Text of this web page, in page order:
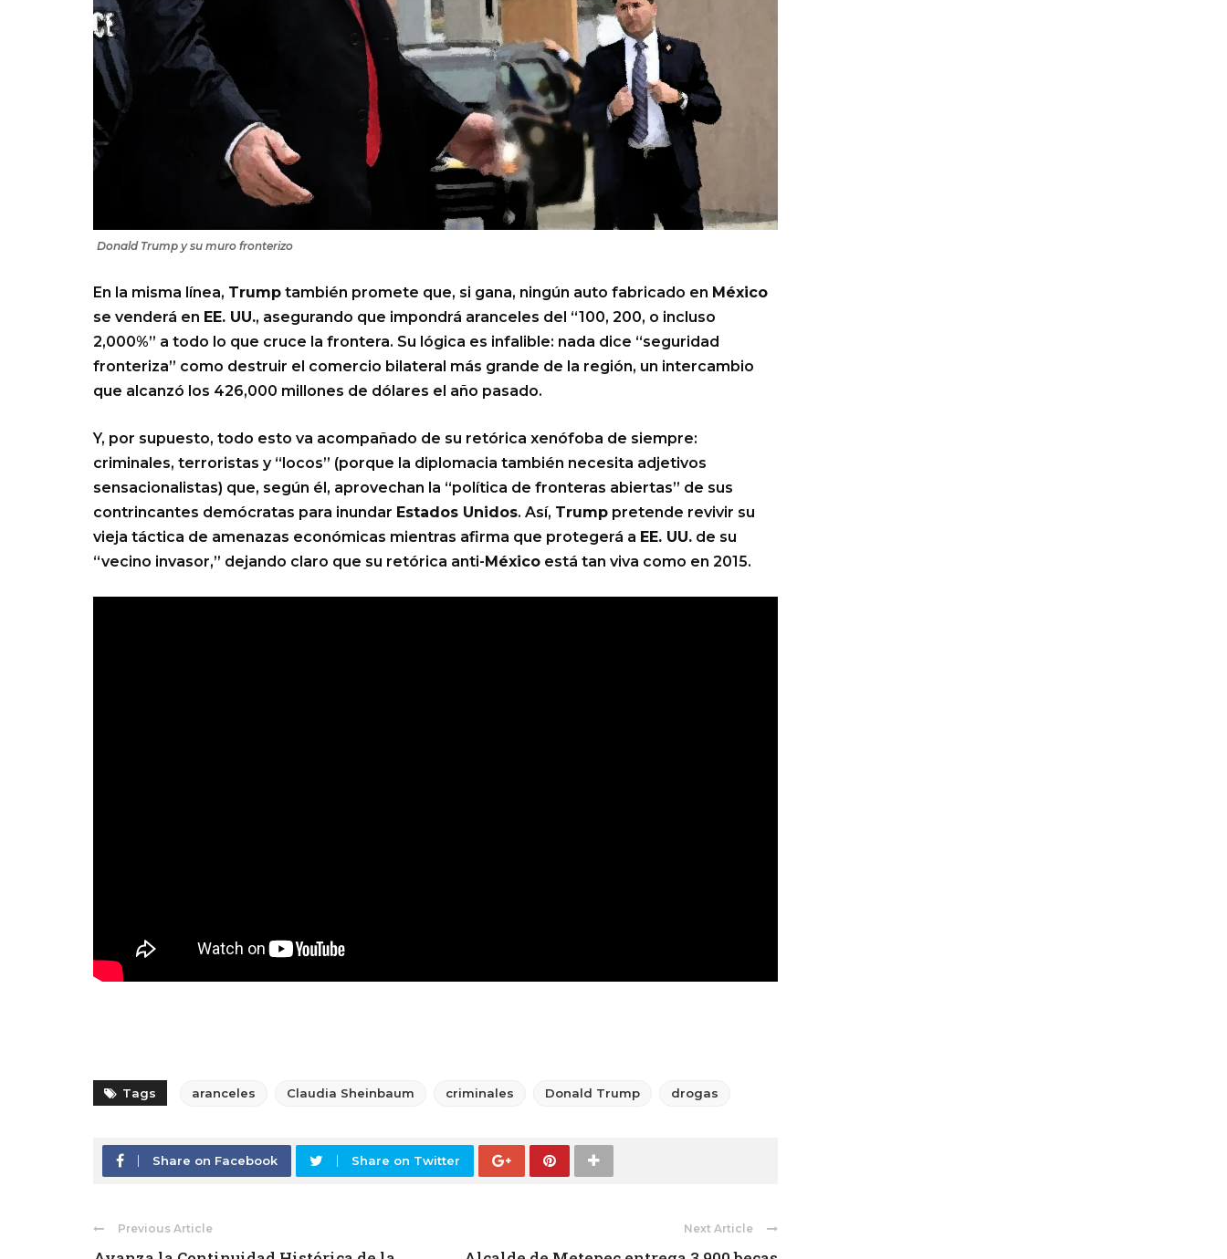
Donald Trump y su muro fronterizo
En la misma línea, Trump también promete que, si gana, ningún auto fabricado en México
se venderá en EE. UU., asegurando que impondrá aranceles del “100, 200, o incluso
2,000%” a todo lo que cruce la frontera. Su lógica es infalible: nada dice “seguridad
fronteriza” como destruir el comercio bilateral más grande de la región, un intercambio
que alcanzó los 426,000 millones de dólares el año pasado.
Y, por supuesto, todo esto va acompañado de su retórica xenófoba de siempre:
criminales, terroristas y “locos” (porque la diplomacia también necesita adjetivos
sensacionalistas) que, según él, aprovechan la “política de fronteras abiertas” de sus
contrincantes demócratas para inundar Estados Unidos. Así, Trump pretende revivir su
vieja táctica de amenazas económicas mientras afirma que protegerá a EE. UU. de su
“vecino invasor,” dejando claro que su retórica anti-México está tan viva como en 2015.
Tags aranceles Claudia Sheinbaum criminales Donald Trump drogas
Share on Facebook Share on Twitter
Previous Article Next Article